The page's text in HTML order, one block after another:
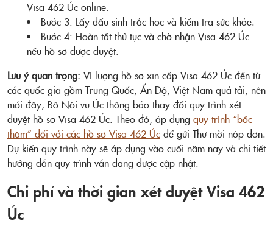
Visa 462 Úc online.
Bước 3: Lấy dấu sinh trắc học và kiểm tra sức khỏe.
Bước 4: Hoàn tất thủ tục và chờ nhận Visa 462 Úc
nếu hồ sơ được duyệt.
Lưu ý quan trọng: Vì lượng hồ sơ xin cấp Visa 462 Úc đến từ
các quốc gia gồm Trung Quốc, Ấn Độ, Việt Nam quá tải, nên
mới đây, Bộ Nội vụ Úc thông báo thay đổi quy trình xét
duyệt hồ sơ Visa 462 Úc. Theo đó, áp dụng quy trình “bốc
thăm” đối với các hồ sơ Visa 462 Úc để gửi Thư mời nộp đơn.
Dự kiến quy trình này sẽ áp dụng vào cuối năm nay và chi tiết
hướng dẫn quy trình vẫn đang được cập nhật.
Chi phí và thời gian xét duyệt Visa 462
Úc